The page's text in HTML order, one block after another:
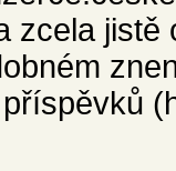
zcela